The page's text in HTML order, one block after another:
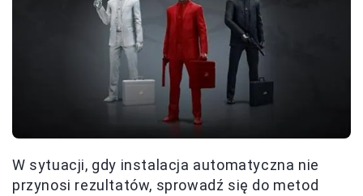
W sytuacji, gdy instalacja automatyczna nie
przynosi rezultatów, sprowadź się do metod